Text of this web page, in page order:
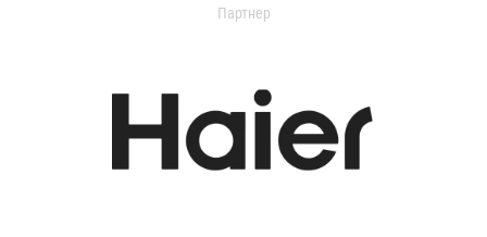
Партнер